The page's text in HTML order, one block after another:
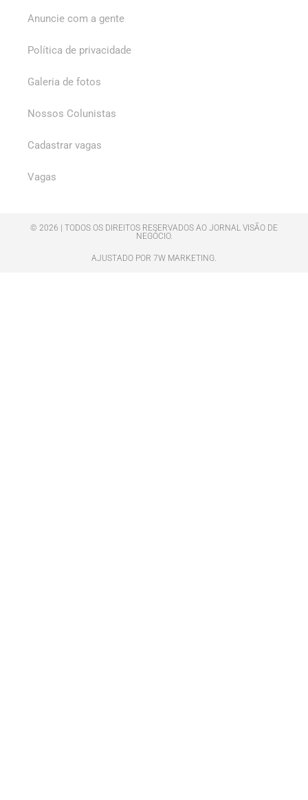
Anuncie com a gente
Política de privacidade
Galeria de fotos
Nossos Colunistas
Cadastrar vagas
Vagas
© 2026 | TODOS OS DIREITOS RESERVADOS AO JORNAL VISÃO DE
NEGÓCIO.
AJUSTADO POR 7W MARKETING.